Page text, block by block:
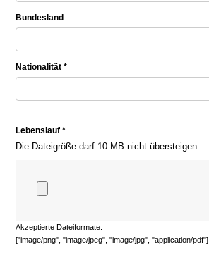
Bundesland
Nationalität *
Lebenslauf *
Die Dateigröße darf 10 MB nicht übersteigen.
Akzeptierte Dateiformate:
["image/png", "image/jpeg", "image/jpg", "application/pdf"]